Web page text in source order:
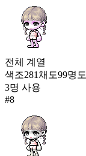
전체 계열
색조281 채도99명도
3명 사용
#8